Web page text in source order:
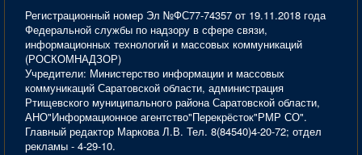
Регистрационный номер Эл №ФС77-74357 от 19.11.2018 года
Федеральной службы по надзору в сфере связи,
информационных технологий и массовых коммуникаций
(РОСКОМНАДЗОР)
Учредители: Министерство информации и массовых
коммуникаций Саратовской области, администрация
Ртищевского муниципального района Саратовской области,
АНО"Информационное агентство"Перекрёсток"РМР СО".
Главный редактор Маркова Л.В. Тел. 8(84540)4-20-72; отдел
рекламы - 4-29-10.